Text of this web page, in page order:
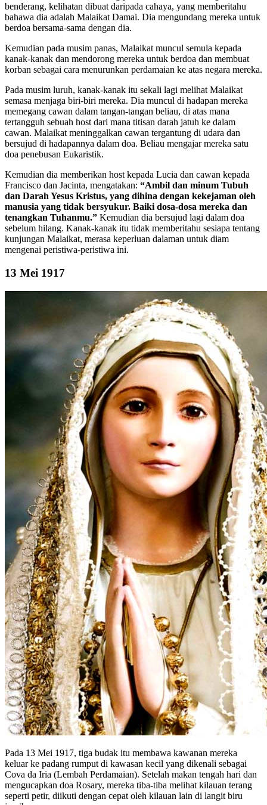
benderang, kelihatan dibuat daripada cahaya, yang memberitahu
bahawa dia adalah Malaikat Damai. Dia mengundang mereka untuk
berdoa bersama-sama dengan dia.
Kemudian pada musim panas, Malaikat muncul semula kepada
kanak-kanak dan mendorong mereka untuk berdoa dan membuat
korban sebagai cara menurunkan perdamaian ke atas negara mereka.
Pada musim luruh, kanak-kanak itu sekali lagi melihat Malaikat
semasa menjaga biri-biri mereka. Dia muncul di hadapan mereka
memegang cawan dalam tangan-tangan beliau, di atas mana
tertangguh sebuah host dari mana titisan darah jatuh ke dalam
cawan. Malaikat meninggalkan cawan tergantung di udara dan
bersujud di hadapannya dalam doa. Beliau mengajar mereka satu
doa penebusan Eukaristik.
Kemudian dia memberikan host kepada Lucia dan cawan kepada
Francisco dan Jacinta, mengatakan: “Ambil dan minum Tubuh
dan Darah Yesus Kristus, yang dihina dengan kekejaman oleh
manusia yang tidak bersyukur. Baiki dosa-dosa mereka dan
tenangkan Tuhanmu.” Kemudian dia bersujud lagi dalam doa
sebelum hilang. Kanak-kanak itu tidak memberitahu sesiapa tentang
kunjungan Malaikat, merasa keperluan dalaman untuk diam
mengenai peristiwa-peristiwa ini.
13 Mei 1917
Pada 13 Mei 1917, tiga budak itu membawa kawanan mereka
keluar ke padang rumput di kawasan kecil yang dikenali sebagai
Cova da Iria (Lembah Perdamaian). Setelah makan tengah hari dan
mengucapkan doa Rosary, mereka tiba-tiba melihat kilauan terang
seperti petir, diikuti dengan cepat oleh kilauan lain di langit biru